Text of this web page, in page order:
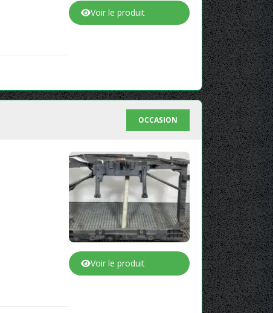
Voir le produit
OCCASION
Voir le produit